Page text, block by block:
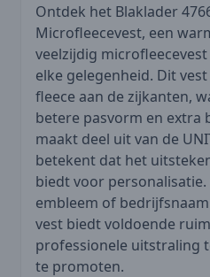
Ontdek het Blaklader
Microfleecevest, een
veelzijdig
elke gelegenheid. Dit
fleece aan de zijkanten,
betere pasvorm en extra
maakt deel uit van de
betekent dat het
biedt voor
embleem of
vest biedt voldoende
professionele uitstraling
te promoten.